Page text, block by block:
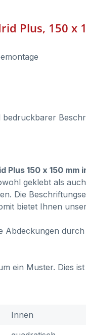
Plus, 150 x
Plus 150 x 150 mm
geklebt als
Die
bietet Ihnen
Abdeckungen
ein Muster. Dies
Innen